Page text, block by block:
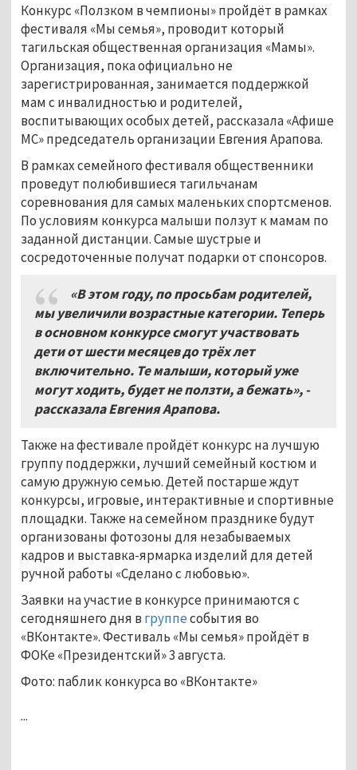
Конкурс «Ползком в чемпионы» пройдёт в рамках
фестиваля «Мы семья», проводит который
тагильская общественная организация «Мамы».
Организация, пока официально не
зарегистрированная, занимается поддержкой
мам с инвалидностью и родителей,
воспитывающих особых детей, рассказала «Афише
МС» председатель организации Евгения Арапова.
В рамках семейного фестиваля общественники
проведут полюбившиеся тагильчанам
соревнования для самых маленьких спортсменов.
По условиям конкурса малыши ползут к мамам по
заданной дистанции. Самые шустрые и
сосредоточенные получат подарки от спонсоров.
«В этом году, по просьбам родителей,
мы увеличили возрастные категории. Теперь
в основном конкурсе смогут участвовать
дети от шести месяцев до трёх лет
включительно. Те малыши, который уже
могут ходить, будет не ползти, а бежать», -
рассказала Евгения Арапова.
Также на фестивале пройдёт конкурс на лучшую
группу поддержки, лучший семейный костюм и
самую дружную семью. Детей постарше ждут
конкурсы, игровые, интерактивные и спортивные
площадки. Также на семейном празднике будут
организованы фотозоны для незабываемых
кадров и выставка-ярмарка изделий для детей
ручной работы «Сделано с любовью».
Заявки на участие в конкурсе принимаются с
сегодняшнего дня в группесобытия во
«ВКонтакте». Фестиваль «Мы семья» пройдёт в
ФОКе «Президентский» 3 августа.
Фото: паблик конкурса во «ВКонтакте»
...